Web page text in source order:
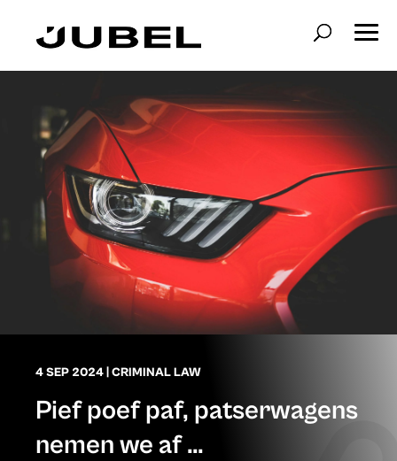
4 SEP 2024 CRIMINAL LAW
Pief poef paf, patserwagens
nemen we af …